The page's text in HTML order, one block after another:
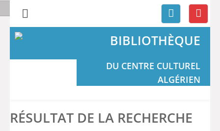
BIBLIOTHÈQUE
DU CENTRE CULTUREL
ALGÉRIEN
RÉSULTAT DE LA RECHERCHE